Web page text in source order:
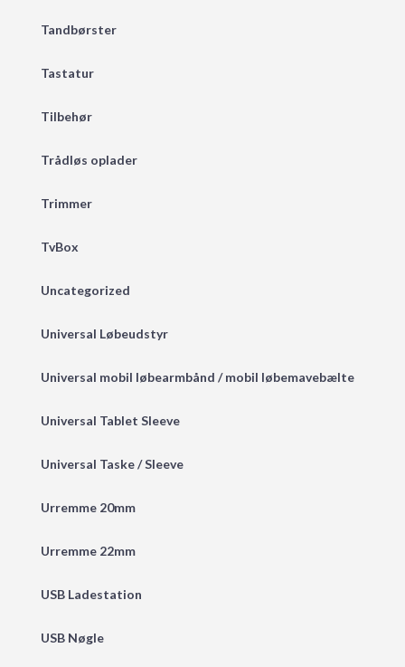
Tandbørster
Tastatur
Tilbehør
Trådløs oplader
Trimmer
TvBox
Uncategorized
Universal Løbeudstyr
Universal mobil løbearmbånd / mobil løbemavebælte
Universal Tablet Sleeve
Universal Taske / Sleeve
Urremme 20mm
Urremme 22mm
USB Ladestation
USB Nøgle